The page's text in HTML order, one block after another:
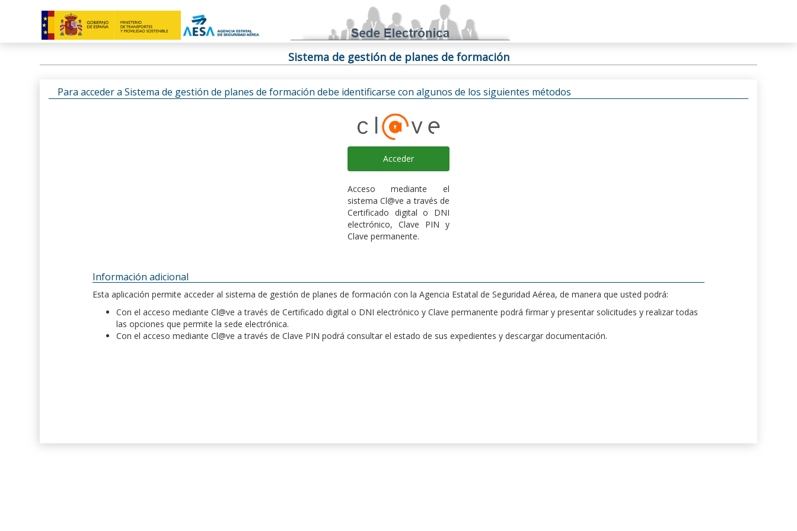
Sistema de gestión de planes de formación
Para acceder a Sistema de gestión de planes de formación debe identificarse con algunos de los siguientes métodos
Acceder
Acceso mediante el
sistema Cl@ve a través de
Certificado digital o DNI
electrónico, Clave PIN y
Clave permanente.
Información adicional
Esta aplicación permite acceder al sistema de gestión de planes de formación con la Agencia Estatal de Seguridad Aérea, de manera que usted podrá:
Con el acceso mediante Cl@ve a través de Certificado digital o DNI electrónico y Clave permanente podrá firmar y presentar solicitudes y realizar todas
las opciones que permite la sede electrónica.
Con el acceso mediante Cl@ve a través de Clave PIN podrá consultar el estado de sus expedientes y descargar documentación.